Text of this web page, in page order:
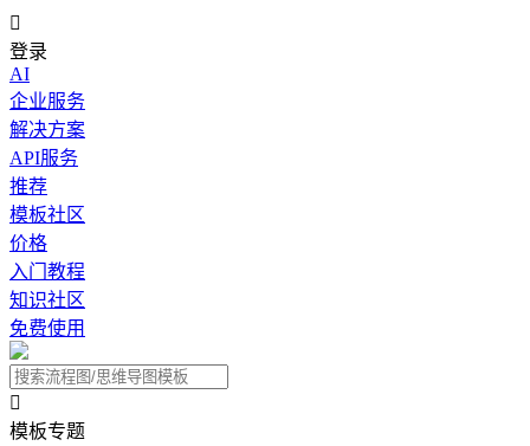

登录
AI
企业服务
解决方案
API服务
推荐
模板社区
价格
入门教程
知识社区
免费使用

模板专题